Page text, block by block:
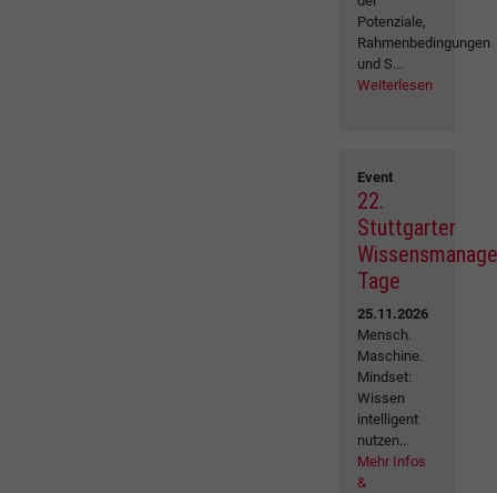
Potenziale,
Rahmenbedingungen
und S...
Weiterlesen
Event
22.
Stuttgarter
Tage
25.11.2026
Mensch.
Maschine.
Mindset:
Wissen
intelligent
nutzen...
Mehr Infos
&